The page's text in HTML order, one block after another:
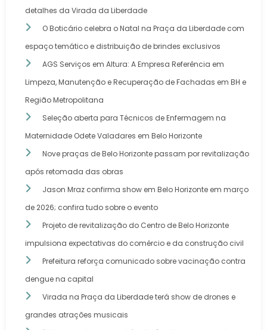
detalhes da Virada da Liberdade
O Boticário celebra o Natal na Praça da Liberdade com
espaço temático e distribuição de brindes exclusivos
AGS Serviços em Altura: A Empresa Referência em
Limpeza, Manutenção e Recuperação de Fachadas em BH e
Região Metropolitana
Seleção aberta para Técnicos de Enfermagem na
Maternidade Odete Valadares em Belo Horizonte
Nove praças de Belo Horizonte passam por revitalização
após retomada das obras
Jason Mraz confirma show em Belo Horizonte em março
de 2026; confira tudo sobre o evento
Projeto de revitalização do Centro de Belo Horizonte
impulsiona expectativas do comércio e da construção civil
Prefeitura reforça comunicado sobre vacinação contra
dengue na capital
Virada na Praça da Liberdade terá show de drones e
grandes atrações musicais